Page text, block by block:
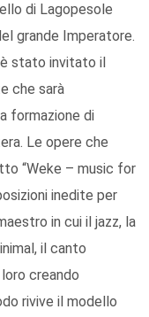
di Lagopesole
grande Imperatore.
stato invitato il
che sarà
formazione di
Le opere che
“Weke – music for
inedite per
in cui il jazz, la
il canto
creando
rivive il modello